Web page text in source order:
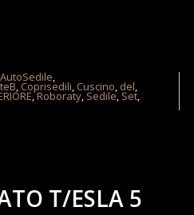
AutoSedile,
, Coprisedili, Cuscino, del,
,Roboraty, Sedile, Set,
T/ESLA 5